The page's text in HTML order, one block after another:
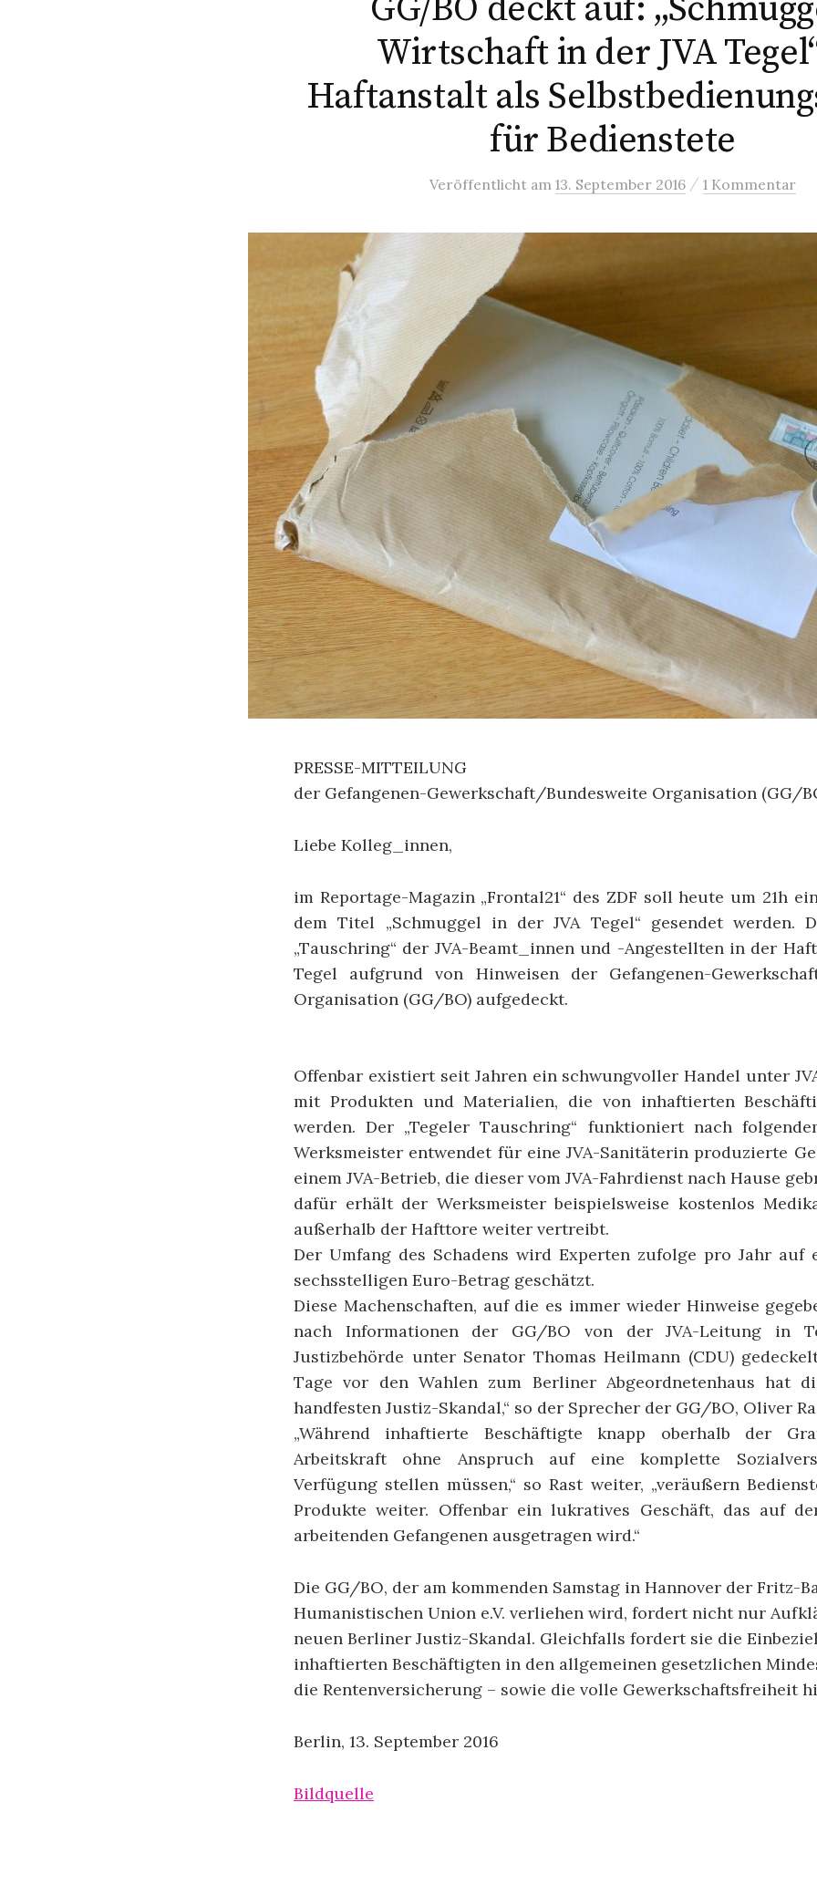
GG/BO deckt auf:
Wirtschaft in der JVA
Haftanstalt als
für Bedienstete
Veröffentlicht am 13. September 2016 / 1 Kommentar
PRESSE-MITTEILUNG
der Gefangenen-Gewerkschaft/Bundesweite Organisation (GG/
Liebe Kolleg_innen,
im Reportage-Magazin „Frontal21“ des ZDF soll heute um 21h
dem Titel „Schmuggel in der JVA Tegel“ gesendet werden.
„Tauschring“ der JVA-Beamt_innen und -Angestellten in der
Tegel aufgrund von Hinweisen der Gefangenen-
Organisation (GG/BO) aufgedeckt.
Offenbar existiert seit Jahren ein schwungvoller Handel unter
mit Produkten und Materialien, die von inhaftierten
werden. Der „Tegeler Tauschring“ funktioniert nach
Werksmeister entwendet für eine JVA-Sanitäterin produzierte
einem JVA-Betrieb, die dieser vom JVA-Fahrdienst nach Hause
dafür erhält der Werksmeister beispielsweise kostenlos
außerhalb der Hafttore weiter vertreibt.
Der Umfang des Schadens wird Experten zufolge pro Jahr auf
sechsstelligen Euro-Betrag geschätzt.
Diese Machenschaften, auf die es immer wieder Hinweise
nach Informationen der GG/BO von der JVA-Leitung in
Justizbehörde unter Senator Thomas Heilmann (CDU)
Tage vor den Wahlen zum Berliner Abgeordnetenhaus hat
handfesten Justiz-Skandal,“ so der Sprecher der GG/BO, Oliver
„Während inhaftierte Beschäftigte knapp oberhalb der
Arbeitskraft ohne Anspruch auf eine komplette
Verfügung stellen müssen,“ so Rast weiter, „veräußern
Produkte weiter. Offenbar ein lukratives Geschäft, das auf
arbeitenden Gefangenen ausgetragen wird.“
Die GG/BO, der am kommenden Samstag in Hannover der Fritz-
Humanistischen Union e.V. verliehen wird, fordert nicht nur
neuen Berliner Justiz-Skandal. Gleichfalls fordert sie die
inhaftierten Beschäftigten in den allgemeinen gesetzlichen
die Rentenversicherung – sowie die volle Gewerkschaftsfreiheit
Berlin, 13. September 2016
Bildquelle